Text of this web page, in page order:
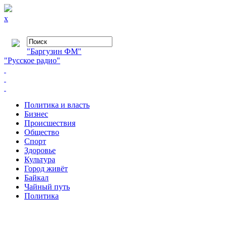
x
"Баргузин ФМ"
"Русское радио"
Политика и власть
Бизнес
Происшествия
Общество
Cпорт
Здоровье
Культура
Город живёт
Байкал
Чайный путь
Политика